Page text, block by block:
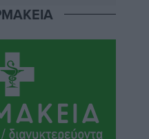
ως
μπήκε στη
της αναμονής
8 ώρες